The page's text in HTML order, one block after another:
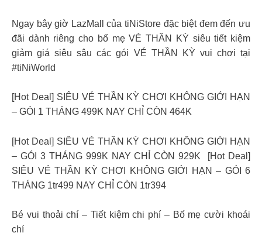
Ngay bây giờ LazMall của tiNiStore đặc biệt đem đến ưu
đãi dành riêng cho bố mẹ VÉ THẦN KỲ siêu tiết kiệm
giảm giá siêu sâu các gói VÉ THẦN KỲ vui chơi tại
#tiNiWorld ​
[Hot Deal] SIÊU VÉ THẦN KỲ CHƠI KHÔNG GIỚI HẠN
– GÓI 1 THÁNG 499K NAY CHỈ CÒN 464K ​
[Hot Deal] SIÊU VÉ THẦN KỲ CHƠI KHÔNG GIỚI HẠN
– GÓI 3 THÁNG 999K NAY CHỈ CÒN 929K ​ [Hot Deal]
SIÊU VÉ THẦN KỲ CHƠI KHÔNG GIỚI HẠN – GÓI 6
THÁNG 1tr499 NAY CHỈ CÒN 1tr394 ​
Bé vui thoải chí – Tiết kiệm chi phí – Bố mẹ cười khoái
chí ​